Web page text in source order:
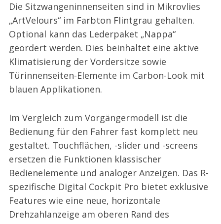
Die Sitzwangeninnenseiten sind in Mikrovlies
„ArtVelours“ im Farbton Flintgrau gehalten.
Optional kann das Lederpaket „Nappa“
geordert werden. Dies beinhaltet eine aktive
Klimatisierung der Vordersitze sowie
Türinnenseiten-Elemente im Carbon-Look mit
blauen Applikationen.
Im Vergleich zum Vorgängermodell ist die
Bedienung für den Fahrer fast komplett neu
gestaltet. Touchflächen, -slider und -screens
ersetzen die Funktionen klassischer
Bedienelemente und analoger Anzeigen. Das R-
spezifische Digital Cockpit Pro bietet exklusive
Features wie eine neue, horizontale
Drehzahlanzeige am oberen Rand des